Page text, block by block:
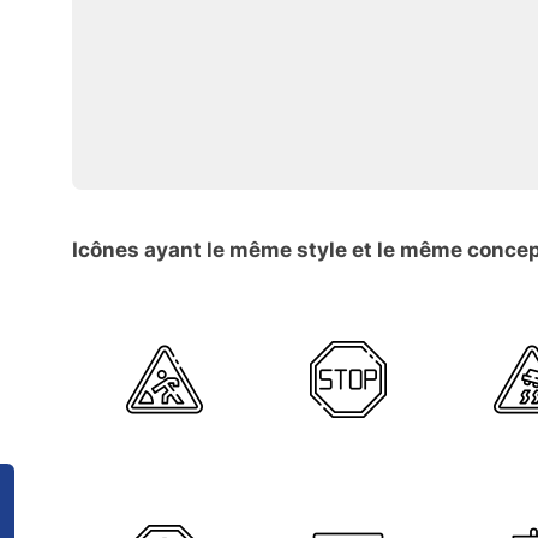
Icônes ayant le même style et le même